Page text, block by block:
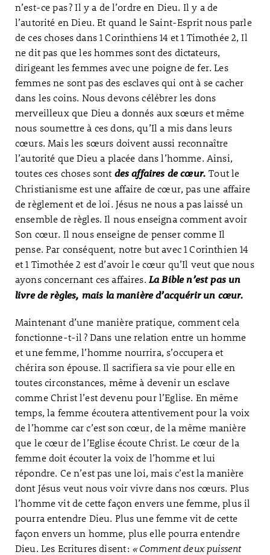
n’est-ce pas ? Il y a de l’ordre en Dieu. Il y a de
l’autorité en Dieu. Et quand le Saint-Esprit nous parle
de ces choses dans 1 Corinthiens 14 et 1 Timothée 2, Il
ne dit pas que les hommes sont des dictateurs,
dirigeant les femmes avec une poigne de fer. Les
femmes ne sont pas des esclaves qui ont à se cacher
dans les coins. Nous devons célébrer les dons
merveilleux que Dieu a donnés aux sœurs et même
nous soumettre à ces dons, qu’Il a mis dans leurs
cœurs. Mais les sœurs doivent aussi reconnaître
l’autorité que Dieu a placée dans l’homme. Ainsi,
toutes ces choses sont des affaires de cœur.Tout le
Christianisme est une affaire de cœur, pas une affaire
de règlement et de loi. Jésus ne nous a pas laissé un
ensemble de règles. Il nous enseigna comment avoir
Son cœur. Il nous enseigne de penser comme Il
pense. Par conséquent, notre but avec 1 Corinthien 14
et 1 Timothée 2 est d’avoir le cœur qu’Il veut que nous
ayons concernant ces affaires. La Bible n’est pas un
livre de règles, mais la manière d’acquérir un cœur.
Maintenant d’une manière pratique, comment cela
fonctionne-t-il ? Dans une relation entre un homme
et une femme, l’homme nourrira, s’occupera et
chérira son épouse. Il sacrifiera sa vie pour elle en
toutes circonstances, même à devenir un esclave
comme Christ l’est devenu pour l’Eglise. En même
temps, la femme écoutera attentivement pour la voix
de l’homme car c’est son cœur, de la même manière
que le cœur de l’Eglise écoute Christ. Le cœur de la
femme doit écouter la voix de l’homme et lui
répondre. Ce n’est pas une loi, mais c’est la manière
dont Jésus veut nous voir vivre dans nos cœurs. Plus
l’homme vit de cette façon envers une femme, plus il
pourra entendre Dieu. Plus une femme vit de cette
façon envers un homme, plus elle pourra entendre
Dieu. Les Ecritures disent : « Comment deux puissent